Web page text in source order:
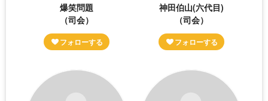
爆笑問題
（司会）
神田伯山(六代目)
（司会）